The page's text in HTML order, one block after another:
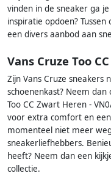
vinden in de sneaker ga
inspiratie opdoen?
een divers aanbod aan
Vans Cruze Too
Zijn Vans Cruze
schoenenkast? Neem dan
Too CC Zwart Heren -
voor extra comfort en
momenteel niet meer
sneakerliefhebbers.
heeft? Neem dan een
collectie.